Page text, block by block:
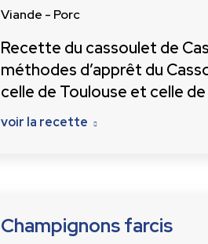
Viande - Porc
Recette du cassoulet de
méthodes d’apprêt du
celle de Toulouse et celle de
voir la recette
Champignons farcis